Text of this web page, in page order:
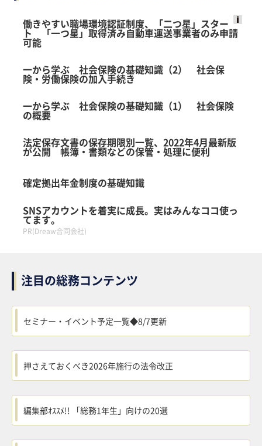
Ads
働きやすい職場環境認証制度、「二つ星」スター
ト 「一つ星」取得済み自動車運送事業者のみ申請
可能
一から学ぶ 社会保険の基礎知識（2） 社会保
険・労働保険の加入手続き
一から学ぶ 社会保険の基礎知識（1） 社会保険
の概要
法定保存文書の保存期限別一覧、2022年4月最新版
が公開 帳簿・書類などの保管・処理に便利
確定拠出年金制度の基礎知識
SNSアカウントを着実に成長。実はみんなココ使っ
てます。
PR(Dreaw合同会社)
注目の総務コンテンツ
セミナー・イベント予定一覧◆8/7更新
押さえておくべき2026年施行の法令改正
編集部ｵｽｽﾒ!! 「総務1年生」向けの20選